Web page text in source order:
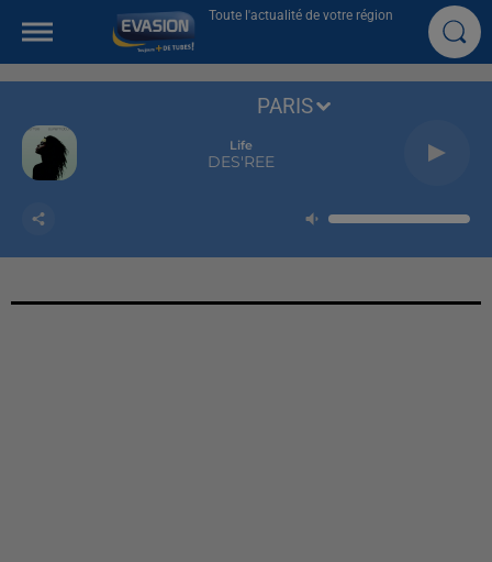
Toute l'actualité de votre région
Life
DES'REE
PARIS